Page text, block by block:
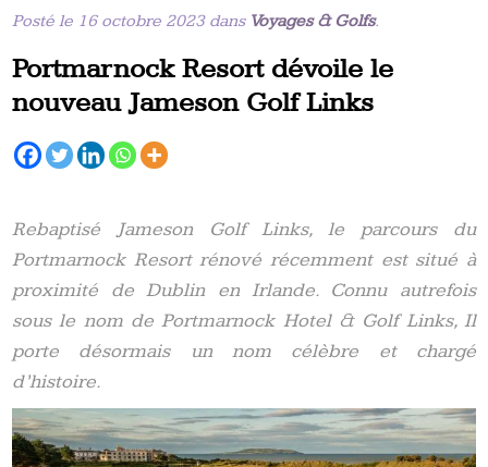
Posté le 16 octobre 2023 dans Voyages & Golfs.
Portmarnock Resort dévoile le
nouveau Jameson Golf Links
Rebaptisé Jameson Golf Links, le parcours du
Portmarnock Resort rénové récemment est situé à
proximité de Dublin en Irlande. Connu autrefois
sous le nom de Portmarnock Hotel & Golf Links, Il
porte désormais un nom célèbre et chargé
d’histoire.